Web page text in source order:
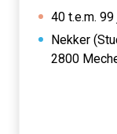
40 t.e.m. 99
Nekker
2800